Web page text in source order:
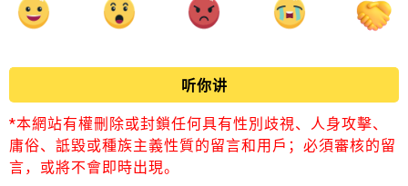
听你讲
*本網站有權刪除或封鎖任何具有性別歧視、人身攻擊、
庸俗、詆毀或種族主義性質的留言和用戶；必須審核的留
言，或將不會即時出現。